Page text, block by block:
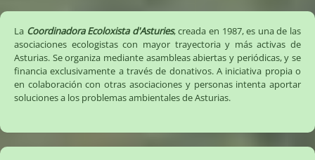
La Coordinadora Ecoloxista d'Asturies, creada en 1987, es una de las
asociaciones ecologistas con mayor trayectoria y más activas de
Asturias. Se organiza mediante asambleas abiertas y periódicas, y se
financia exclusivamente a través de donativos. A iniciativa propia o
en colaboración con otras asociaciones y personas intenta aportar
soluciones a los problemas ambientales de Asturias.